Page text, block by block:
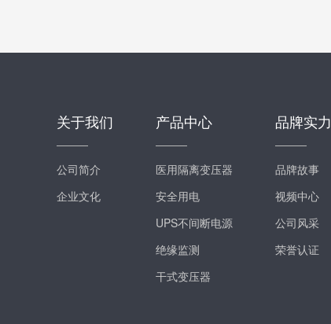
关于我们
公司简介
企业文化
产品中心
医用隔离变压器
安全用电
UPS不间断电源
绝缘监测
干式变压器
品牌实力
品牌故事
视频中心
公司风采
荣誉认证